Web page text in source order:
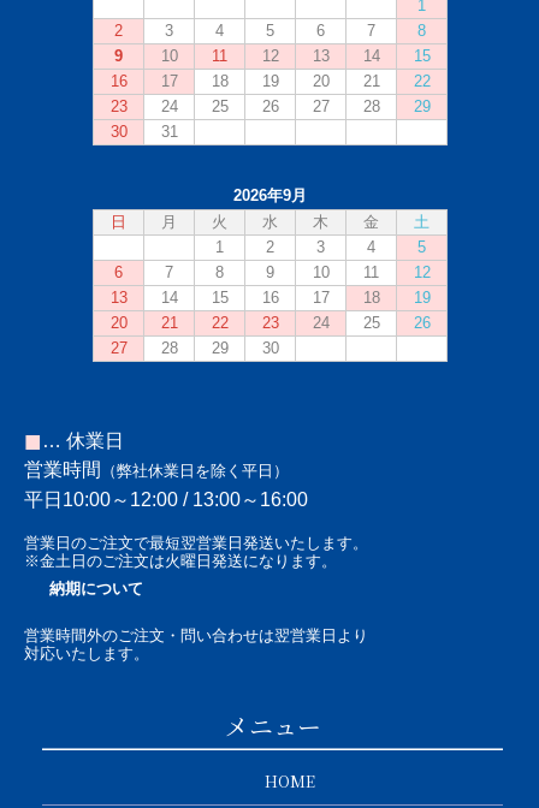
■ … 休業日
営業時間
（弊社休業日を除く平日）
平日10:00～12:00 / 13:00～16:00
営業日のご注文で最短翌営業日発送いたします。
※金土日のご注文は火曜日発送になります。
納期について
営業時間外のご注文・問い合わせは翌営業日より
対応いたします。
メニュー
HOME